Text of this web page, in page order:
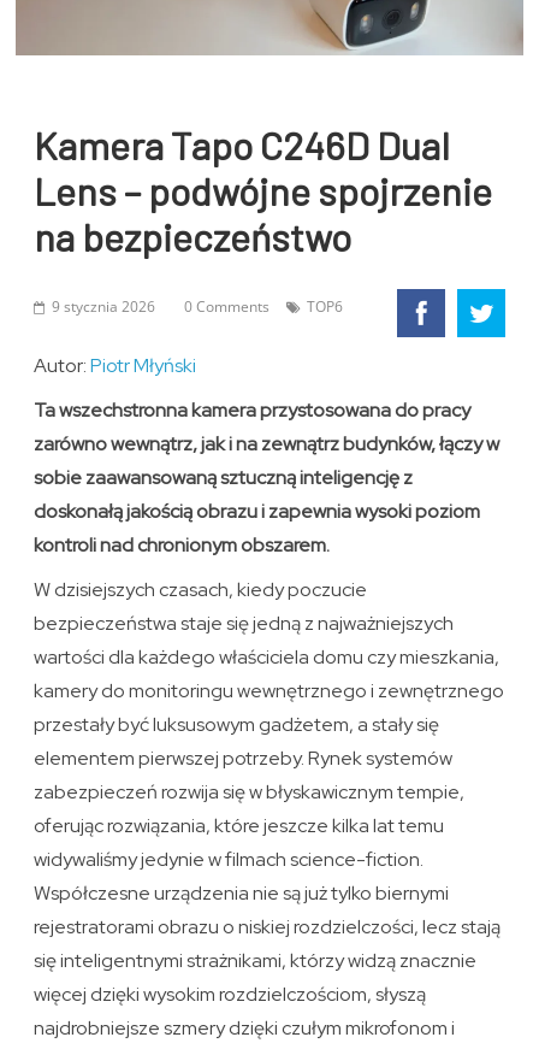
Kamera Tapo C246D Dual
Lens – podwójne spojrzenie
na bezpieczeństwo
9 stycznia 2026 0 Comments TOP6
Autor:Piotr Młyński
Ta wszechstronna kamera przystosowana do pracy
zarówno wewnątrz, jak i na zewnątrz budynków, łączy w
sobie zaawansowaną sztuczną inteligencję z
doskonałą jakością obrazu i zapewnia wysoki poziom
kontroli nad chronionym obszarem.
W dzisiejszych czasach, kiedy poczucie
bezpieczeństwa staje się jedną z najważniejszych
wartości dla każdego właściciela domu czy mieszkania,
kamery do monitoringu wewnętrznego i zewnętrznego
przestały być luksusowym gadżetem, a stały się
elementem pierwszej potrzeby. Rynek systemów
zabezpieczeń rozwija się w błyskawicznym tempie,
oferując rozwiązania, które jeszcze kilka lat temu
widywaliśmy jedynie w filmach science-fiction.
Współczesne urządzenia nie są już tylko biernymi
rejestratorami obrazu o niskiej rozdzielczości, lecz stają
się inteligentnymi strażnikami, którzy widzą znacznie
więcej dzięki wysokim rozdzielczościom, słyszą
najdrobniejsze szmery dzięki czułym mikrofonom i